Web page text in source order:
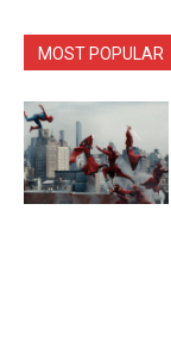
MOST POPULAR